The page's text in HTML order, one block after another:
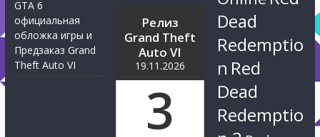
GTA 6
официальная
обложка игры и
Предзаказ Grand
Theft Auto VI
Релиз
Grand Theft
Auto VI
19.11.2026
3
Dead
Redemptio
n Red
Dead
Redemptio